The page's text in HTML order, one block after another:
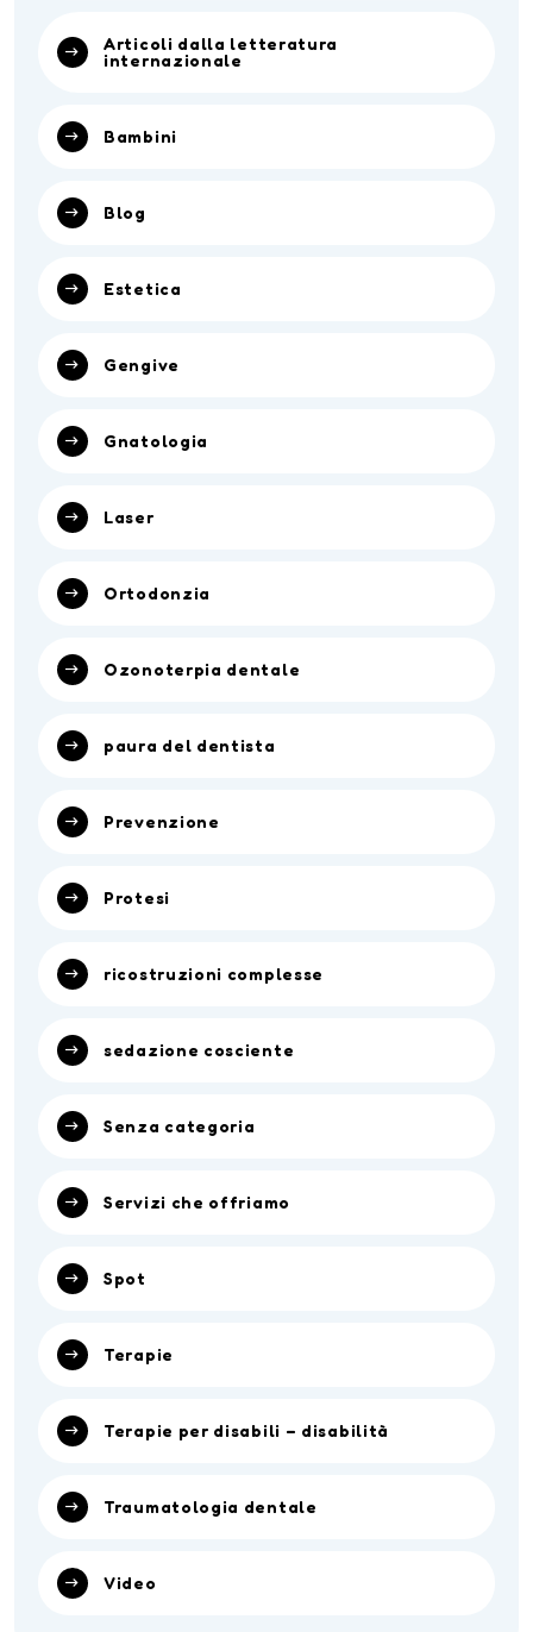
Articoli dalla letteratura
internazionale
Bambini
Blog
Estetica
Gengive
Gnatologia
Laser
Ortodonzia
Ozonoterpia dentale
paura del dentista
Prevenzione
Protesi
ricostruzioni complesse
sedazione cosciente
Senza categoria
Servizi che offriamo
Spot
Terapie
Terapie per disabili – disabilità
Traumatologia dentale
Video